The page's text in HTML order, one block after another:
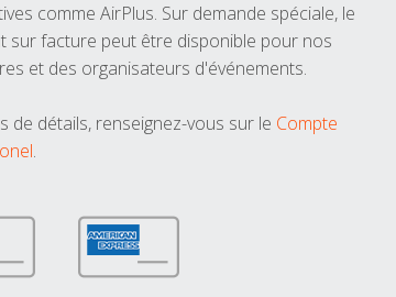
comme AirPlus. Sur demande spéciale, le
sur facture peut être disponible pour nos
et des organisateurs d'événements.
de détails, renseignez-vous sur le Compte
.